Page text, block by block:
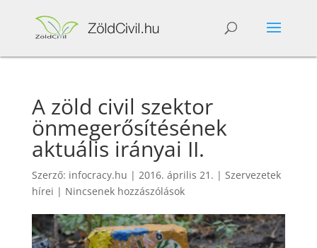
A zöld civil szektor
önmegerősítésének
aktuális irányai II.
Szerző: infocracy.hu | 2016. április 21. | Szervezetek
hírei | Nincsenek hozzászólások